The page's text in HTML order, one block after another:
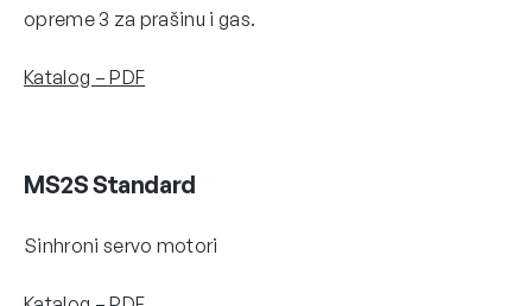
opreme 3 za prašinu i gas.
Katalog – PDF
MS2S Standard
Sinhroni servo motori